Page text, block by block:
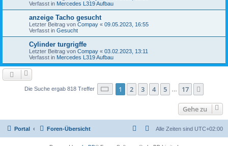
Verfasst in Mercedes L319 Aufbau
anzeige Tacho gesucht
Letzter Beitrag von Compay « 09.05.2023, 16:55
Verfasst in Gesucht
Cylinder turgrigffe
Letzter Beitrag von Compay « 03.02.2023, 13:11
Verfasst in Mercedes L319 Aufbau
Die Suche ergab 818 Treffer Seite 1von 17
1 2 3 4 5 17
Gehe zu
Portal Foren-Übersicht Alle Zeiten sind UTC+02:00